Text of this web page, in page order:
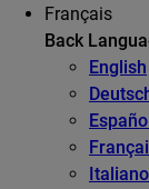
Français
Back
English
Español
Italiano